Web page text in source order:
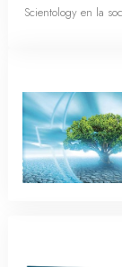
Scientology en la